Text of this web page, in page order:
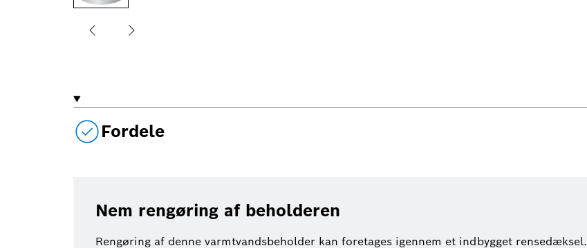
Fordele
Nem rengøring af beholderen
Rengøring af denne varmtvandsbeholder kan foretages igennem et indbygget rensedæksel.